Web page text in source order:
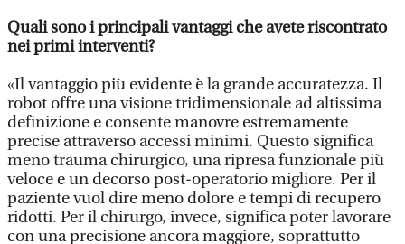
Quali sono i principali vantaggi che avete riscontrato
nei primi interventi?
«Il vantaggio più evidente è la grande accuratezza. Il
robot offre una visione tridimensionale ad altissima
definizione e consente manovre estremamente
precise attraverso accessi minimi. Questo significa
meno trauma chirurgico, una ripresa funzionale più
veloce e un decorso post-operatorio migliore. Per il
paziente vuol dire meno dolore e tempi di recupero
ridotti. Per il chirurgo, invece, significa poter lavorare
con una precisione ancora maggiore, soprattutto